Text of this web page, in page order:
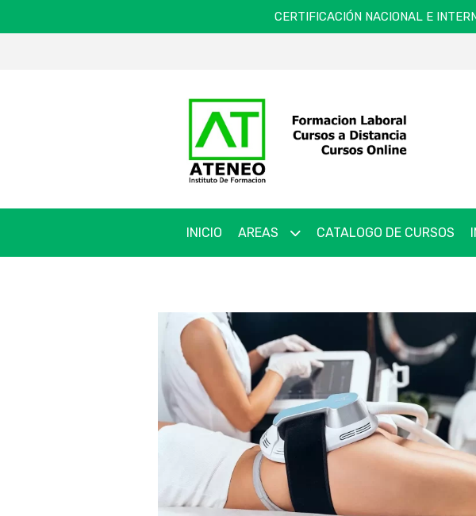
CERTIFICACIÓN NACIONAL E
INICIO AREAS CATALOGO DE CURSOS